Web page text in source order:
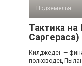
Подземелья
Тактика
Саргераса)
Килджеден —
полководец